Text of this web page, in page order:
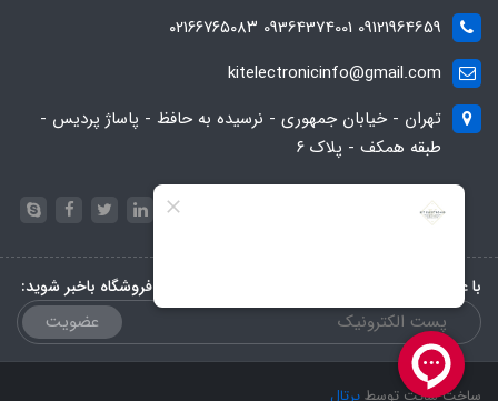
09121964659 09364374001 ۰۲۱۶۶۷۶۵۰۸۳
kitelectronicinfo@gmail.com
تهران - خیابان جمهوری - نرسیده به حافظ - پاساژ پردیس -
طبقه همکف - پلاک ۶
با عضویت در خبرنامه، از تخفیف‌ها و جدیدترین‌های فروشگاه باخبر شوید:
عضویت
ساخت سایت توسطپرتال